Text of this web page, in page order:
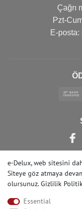
Çağrı
Pzt-
Е-posta:
©
e-Delux, web sitesini
Siteye göz atmaya
olursunuz.Gizlilik
Essential